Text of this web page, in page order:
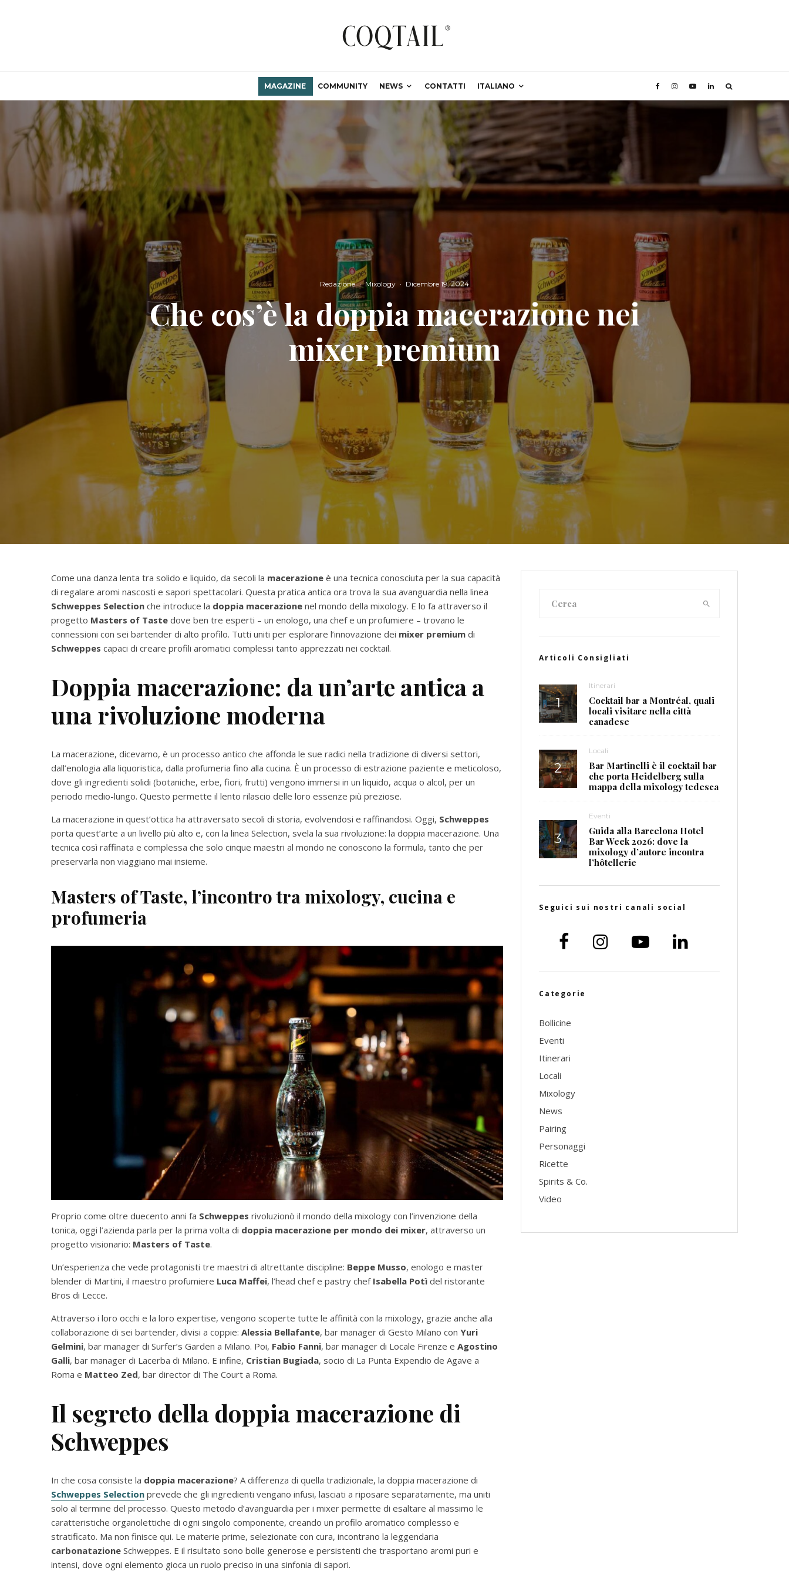
MAGAZINE COMMUNITY NEWS CONTATTI ITALIANO
Redazione · Mixology · Dicembre 19, 2024
Che cos’è la doppia macerazione nei
mixer premium
Come una danza lenta tra solido e liquido, da secoli la macerazione è una tecnica conosciuta per la sua capacità
di regalare aromi nascosti e sapori spettacolari. Questa pratica antica ora trova la sua avanguardia nella linea
Schweppes Selection che introduce la doppia macerazione nel mondo della mixology. E lo fa attraverso il
progetto Masters of Taste dove ben tre esperti – un enologo, una chef e un profumiere – trovano le
connessioni con sei bartender di alto profilo. Tutti uniti per esplorare l’innovazione dei mixer premium di
Schweppes capaci di creare profili aromatici complessi tanto apprezzati nei cocktail.
Doppia macerazione: da un’arte antica a
una rivoluzione moderna
La macerazione, dicevamo, è un processo antico che affonda le sue radici nella tradizione di diversi settori,
dall’enologia alla liquoristica, dalla profumeria fino alla cucina. È un processo di estrazione paziente e meticoloso,
dove gli ingredienti solidi (botaniche, erbe, fiori, frutti) vengono immersi in un liquido, acqua o alcol, per un
periodo medio-lungo. Questo permette il lento rilascio delle loro essenze più preziose.
La macerazione in quest’ottica ha attraversato secoli di storia, evolvendosi e raffinandosi. Oggi, Schweppes
porta quest’arte a un livello più alto e, con la linea Selection, svela la sua rivoluzione: la doppia macerazione. Una
tecnica così raffinata e complessa che solo cinque maestri al mondo ne conoscono la formula, tanto che per
preservarla non viaggiano mai insieme.
Masters of Taste, l’incontro tra mixology, cucina e
profumeria
Proprio come oltre duecento anni fa Schweppes rivoluzionò il mondo della mixology con l’invenzione della
tonica, oggi l’azienda parla per la prima volta di doppia macerazione per mondo dei mixer, attraverso un
progetto visionario: Masters of Taste.
Un’esperienza che vede protagonisti tre maestri di altrettante discipline: Beppe Musso, enologo e master
blender di Martini, il maestro profumiere Luca Maffei, l’head chef e pastry chef Isabella Potì del ristorante
Bros di Lecce.
Attraverso i loro occhi e la loro expertise, vengono scoperte tutte le affinità con la mixology, grazie anche alla
collaborazione di sei bartender, divisi a coppie: Alessia Bellafante, bar manager di Gesto Milano con Yuri
Gelmini, bar manager di Surfer’s Garden a Milano. Poi, Fabio Fanni, bar manager di Locale Firenze e Agostino
Galli, bar manager di Lacerba di Milano. E infine, Cristian Bugiada, socio di La Punta Expendio de Agave a
Roma e Matteo Zed, bar director di The Court a Roma.
Il segreto della doppia macerazione di
Schweppes
In che cosa consiste la doppia macerazione? A differenza di quella tradizionale, la doppia macerazione di
Schweppes Selection prevede che gli ingredienti vengano infusi, lasciati a riposare separatamente, ma uniti
solo al termine del processo. Questo metodo d’avanguardia per i mixer permette di esaltare al massimo le
caratteristiche organolettiche di ogni singolo componente, creando un profilo aromatico complesso e
stratificato. Ma non finisce qui. Le materie prime, selezionate con cura, incontrano la leggendaria
carbonatazione Schweppes. E il risultato sono bolle generose e persistenti che trasportano aromi puri e
intensi, dove ogni elemento gioca un ruolo preciso in una sinfonia di sapori.
Articoli Consigliati
Itinerari
Cocktail bar a Montréal, quali
locali visitare nella città
canadese
Locali
Bar Martinelli è il cocktail bar
che porta Heidelberg sulla
mappa della mixology tedesca
Eventi
Guida alla Barcelona Hotel
Bar Week 2026: dove la
mixology d’autore incontra
l’hôtellerie
Seguici sui nostri canali social
Categorie
Bollicine
Eventi
Itinerari
Locali
Mixology
News
Pairing
Personaggi
Ricette
Spirits & Co.
Video